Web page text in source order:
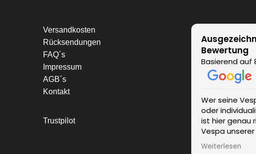
Versandkosten
Rücksendungen
FAQ´s
Impressum
AGB´s
Kontakt
Trustpilot
Bewertung
Basierend auf
Wer seine
oder
ist hier genau
Vespa
einen Girly-
wurden
Weiterlesen